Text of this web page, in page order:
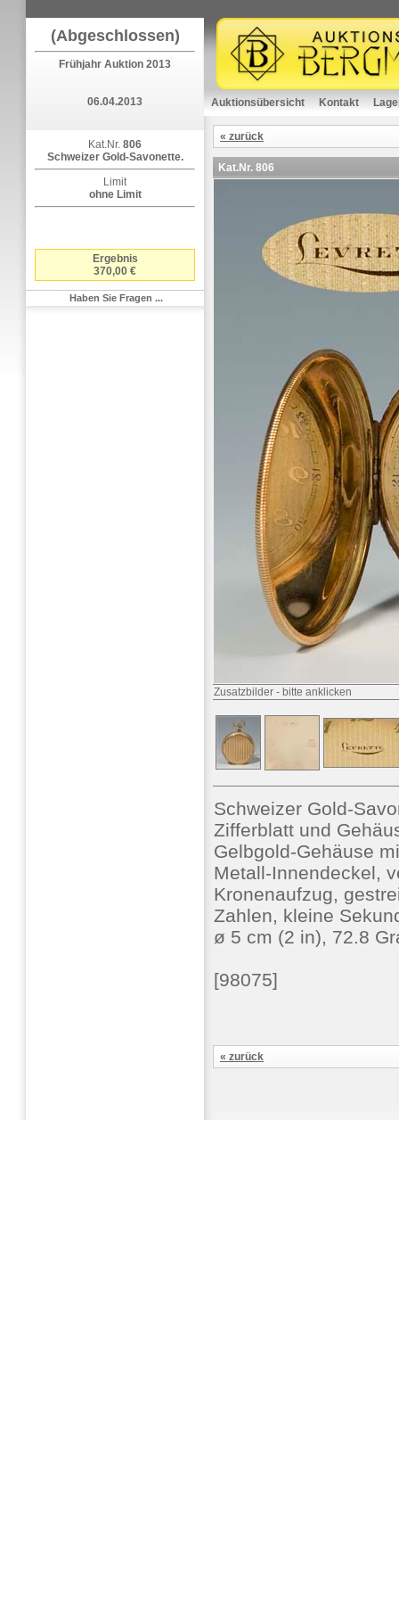
(Abgeschlossen)
Frühjahr Auktion 2013
06.04.2013
Kat.Nr. 806
Schweizer Gold-Savonette.
Limit
ohne Limit
Ergebnis
370,00 €
Haben Sie Fragen ...
Auktionsübersicht Kontakt
« zurück
Kat.Nr. 806
Zusatzbilder - bitte anklicken
Schweizer Gold-
Zifferblatt und
Gelbgold-Gehäuse
Metall-Innendeckel,
Kronenaufzug,
Zahlen, kleine
ø 5 cm (2 in), 72.8
[98075]
« zurück